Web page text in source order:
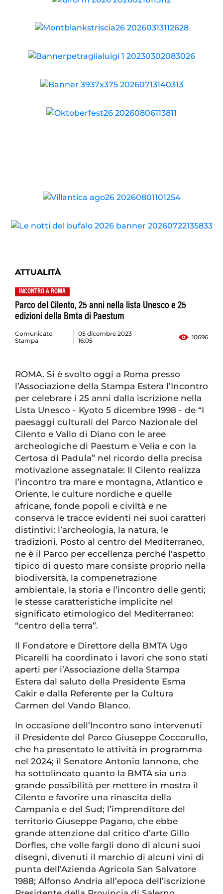
ATTUALITÀ
INCONTRO A ROMA
Parco del Cilento, 25 anni nella lista Unesco e 25
edizioni della Bmta di Paestum
Comunicato
Stampa
05 dicembre 2023
16:05
10696
ROMA. Si è svolto oggi a Roma presso
l’Associazione della Stampa Estera l’Incontro
per celebrare i 25 anni dalla iscrizione nella
Lista Unesco - Kyoto 5 dicembre 1998 - de “I
paesaggi culturali del Parco Nazionale del
Cilento e Vallo di Diano con le aree
archeologiche di Paestum e Velia e con la
Certosa di Padula” nel ricordo della precisa
motivazione assegnatale: Il Cilento realizza
l’incontro tra mare e montagna, Atlantico e
Oriente, le culture nordiche e quelle
africane, fonde popoli e civiltà e ne
conserva le tracce evidenti nei suoi caratteri
distintivi: l’archeologia, la natura, le
tradizioni. Posto al centro del Mediterraneo,
ne è il Parco per eccellenza perché l'aspetto
tipico di questo mare consiste proprio nella
biodiversità, la compenetrazione
ambientale, la storia e l’incontro delle genti;
le stesse caratteristiche implicite nel
significato etimologico del Mediterraneo:
“centro della terra”.
Il Fondatore e Direttore della BMTA Ugo
Picarelli ha coordinato i lavori che sono stati
aperti per l’Associazione della Stampa
Estera dal saluto della Presidente Esma
Cakir e dalla Referente per la Cultura
Carmen del Vando Blanco.
In occasione dell’Incontro sono intervenuti
il Presidente del Parco Giuseppe Coccorullo,
che ha presentato le attività in programma
nel 2024; il Senatore Antonio Iannone, che
ha sottolineato quanto la BMTA sia una
grande possibilità per mettere in mostra il
Cilento e favorire una rinascita della
Campania e del Sud; l’imprenditore del
territorio Giuseppe Pagano, che ebbe
grande attenzione dal critico d’arte Gillo
Dorfles, che volle fargli dono di alcuni suoi
disegni, divenuti il marchio di alcuni vini di
punta dell’Azienda Agricola San Salvatore
1988; Alfonso Andria all’epoca dell’iscrizione